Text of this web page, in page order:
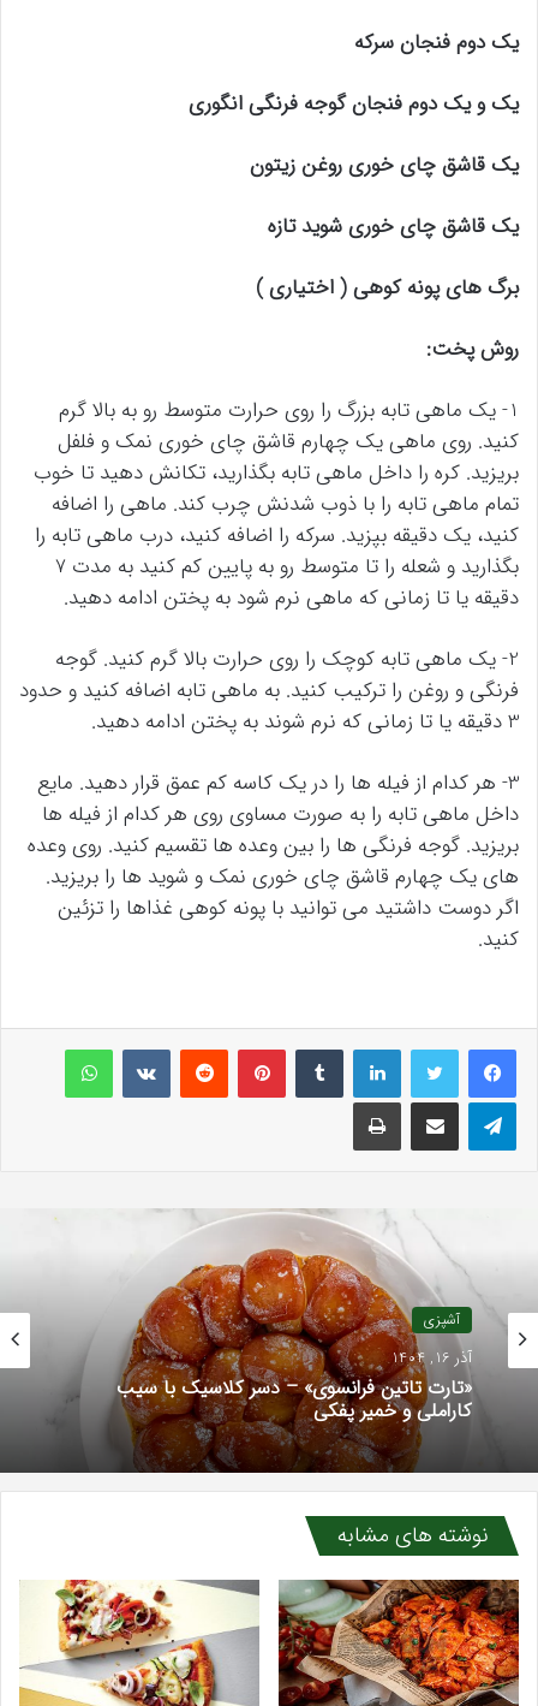
یک دوم فنجان سرکه
یک و یک دوم فنجان گوجه فرنگی انگوری
یک قاشق چای خوری روغن زیتون
یک قاشق چای خوری شوید تازه
برگ های پونه کوهی ( اختیاری )
روش پخت:
1- یک ماهی تابه بزرگ را روی حرارت متوسط رو به بالا گرم
کنید. روی ماهی یک چهارم قاشق چای خوری نمک و فلفل
بریزید. کره را داخل ماهی تابه بگذارید، تکانش دهید تا خوب
تمام ماهی تابه را با ذوب شدنش چرب کند. ماهی را اضافه
کنید، یک دقیقه بپزید. سرکه را اضافه کنید، درب ماهی تابه را
بگذارید و شعله را تا متوسط رو به پایین کم کنید به مدت 7
دقیقه یا تا زمانی که ماهی نرم شود به پختن ادامه دهید.
2- یک ماهی تابه کوچک را روی حرارت بالا گرم کنید. گوجه
فرنگی و روغن را ترکیب کنید. به ماهی تابه اضافه کنید و حدود
3 دقیقه یا تا زمانی که نرم شوند به پختن ادامه دهید.
3- هر کدام از فیله ها را در یک کاسه کم عمق قرار دهید. مایع
داخل ماهی تابه را به صورت مساوی روی هر کدام از فیله ها
بریزید. گوجه فرنگی ها را بین وعده ها تقسیم کنید. روی وعده
های یک چهارم قاشق چای خوری نمک و شوید ها را بریزید.
اگر دوست داشتید می توانید با پونه کوهی غذاها را تزئین
کنید.
لینکداینتامبلر پینتریستReddit
VKontakteواتس آپ
تلگرام اشتراک گذاری با ایمیل چاپ
آشپزی
آذر 16, 1404
«تارت تاتین فرانسوی» – دسر کلاسیک با سیب
کاراملی و خمیر پفکی
نوشته های مشابه